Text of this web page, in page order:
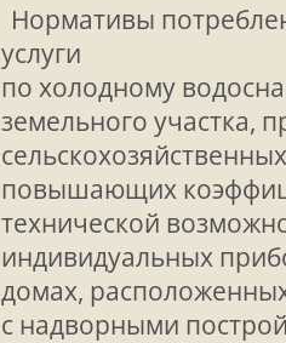
Нормативы
услуги
по холодному
земельного участка,
повышающих
технической
индивидуальных
домах,
с надворными